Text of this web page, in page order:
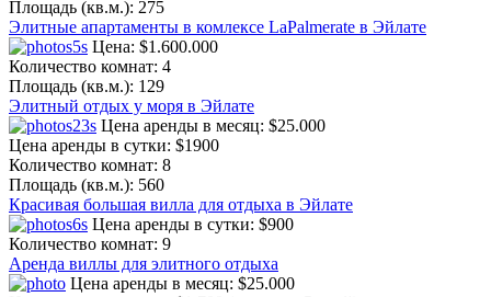
Площадь (кв.м.): 275
Элитные апартаменты в комлексе LaPalmerate в Эйлате
Цена: $1.600.000
Количество комнат: 4
Площадь (кв.м.): 129
Элитный отдых у моря в Эйлате
Цена аренды в месяц: $25.000
Цена аренды в сутки: $1900
Количество комнат: 8
Площадь (кв.м.): 560
Красивая большая вилла для отдыха в Эйлате
Цена аренды в сутки: $900
Количество комнат: 9
Аренда виллы для элитного отдыха
Цена аренды в месяц: $25.000